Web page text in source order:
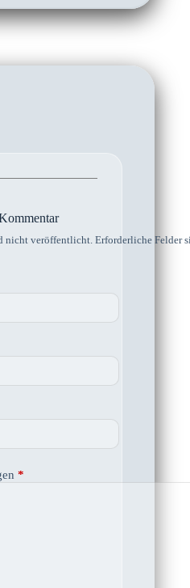
nicht veröffentlicht. Erforderliche Felder
*